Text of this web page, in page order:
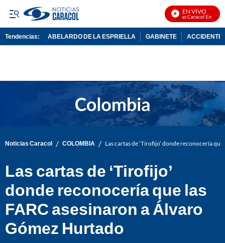
EN VIVO
Noticias Caracol En Vivo
Tendencias: ABELARDO DE LA ESPRIELLA GABINETE ACCIDENTE
Noticias Caracol / COLOMBIA / Las cartas de ‘Tirofijo’ donde reconocería
Las cartas de ‘Tirofijo’
donde reconocería que las
FARC asesinaron a Álvaro
Gómez Hurtado